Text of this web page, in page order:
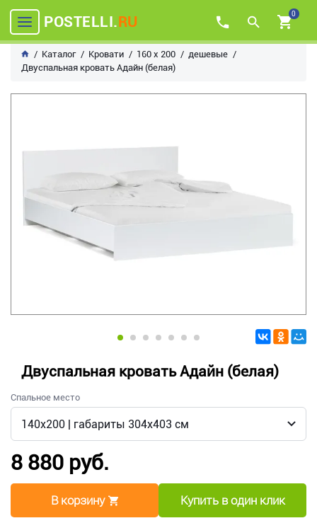
POSTELLI.RU 0
Каталог Кровати 160 х 200
дешевые
Двуспальная кровать Адайн (белая)
Двуспальная кровать Адайн (белая)
Спальное место
8 880 руб.
В корзину Купить в один клик